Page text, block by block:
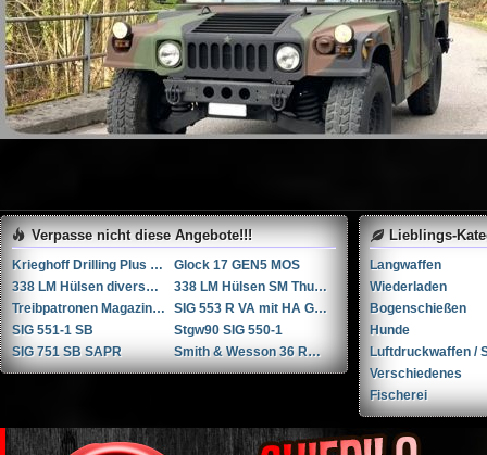
Verpasse nicht diese Angebote!!!
Krieghoff Drilling Plus 7x65R / 20-76 / 222Rem
Glock 17 GEN5 MOS
338 LM Hülsen diverse Hersteller
338 LM Hülsen SM Thun / RUAG Thun
Treibpatronen Magazin STGW 57
SIG 553 R VA mit HA Griffstück
SIG 551-1 SB
Stgw90 SIG 550-1
SIG 751 SB SAPR
Smith & Wesson 36 RB .38 Spl.
Lieblings-
Langwaffen
Wiederladen
Bogenschießen
Hunde
Luftdruckwaffen /
Verschiedenes
Fischerei